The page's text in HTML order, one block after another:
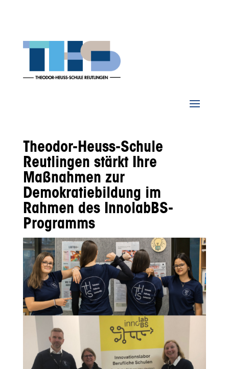
Theodor-Heuss-Schule
Reutlingen stärkt Ihre
Maßnahmen zur
Demokratiebildung im
Rahmen des InnolabBS-
Programms